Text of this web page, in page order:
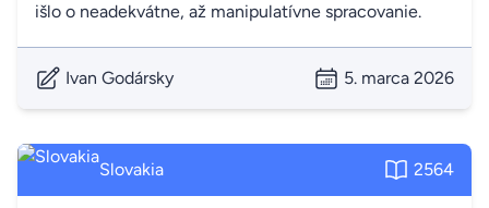
išlo o neadekvátne, až manipulatívne spracovanie.
Ivan Godársky 5. marca 2026
Slovakia 2564